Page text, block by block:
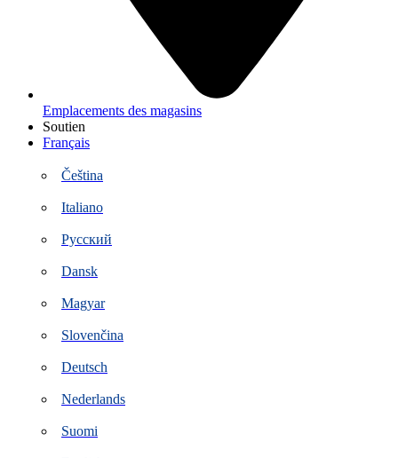
Emplacements des magasins
Soutien
Français
Čeština
Italiano
Русский
Dansk
Magyar
Slovenčina
Deutsch
Nederlands
Suomi